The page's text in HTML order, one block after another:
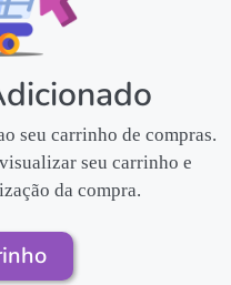
seu carrinho de compras.
seu carrinho e
da compra.